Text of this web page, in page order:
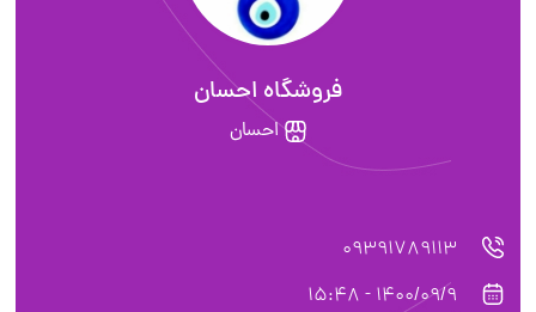
فروشگاه احسان
احسان
09391789113
1400/09/9 - 15:48